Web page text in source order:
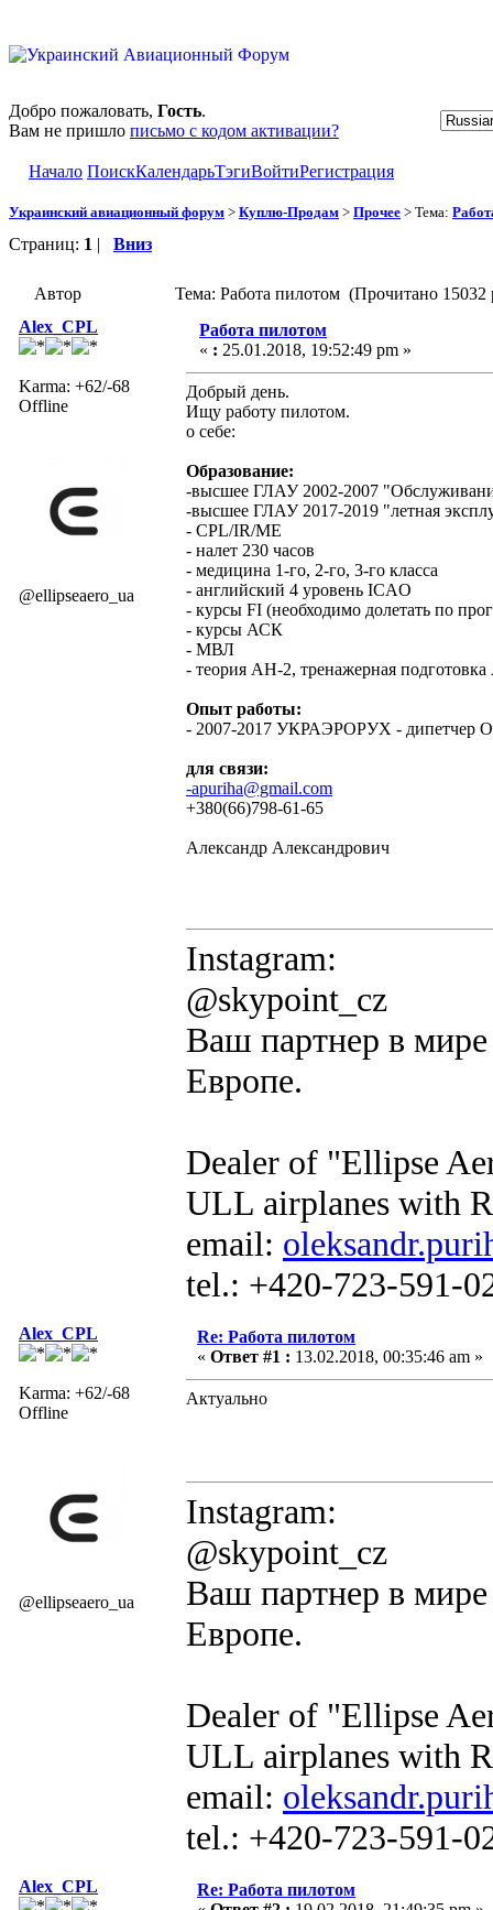
Добро пожаловать, Гость.
Вам не пришло письмо с кодом активации?
Начало ПоискКалендарьТэгиВойтиРегистрация
Украинский авиационный форум > Куплю-Продам > Прочее > Тема:
Страниц: 1 | Вниз
Автор
Тема: Работа пилотом (Прочитано 15032
Alex_CPL
Karma: +62/-68
Offline
@ellipseaero_ua
Работа пилотом
« : 25.01.2018, 19:52:49 pm »
Добрый день.
Ищу работу пилотом.
о себе:
Образование:
-высшее ГЛАУ 2002-2007
-высшее ГЛАУ 2017-2019 "летная
- CPL/IR/ME
- налет 230 часов
- медицина 1-го, 2-го, 3-го класса
- английский 4 уровень ICAO
- курсы FI (необходимо долетать по
- курсы АСК
- МВЛ
- теория АН-2, тренажерная
Опыт работы:
- 2007-2017 УКРАЭРОРУХ - дипетчер
для связи:
-apuriha@gmail.com
+380(66)798-61-65
Александр Александрович
Instagram:
@skypoint_cz
Ваш партнер в
Европе.
Dealer of "Ellipse
ULL airplanes with
email:
tel.: +420-723-591-
Alex_CPL
Karma: +62/-68
Offline
@ellipseaero_ua
Re: Работа пилотом
« Ответ #1 : 13.02.2018, 00:35:46 am »
Актуально
Instagram:
@skypoint_cz
Ваш партнер в
Европе.
Dealer of "Ellipse
ULL airplanes with
email:
tel.: +420-723-591-
Alex_CPL
Re: Работа пилотом